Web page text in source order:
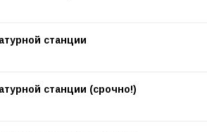
станции
станции (срочно!)